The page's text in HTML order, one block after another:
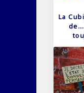
La
de…